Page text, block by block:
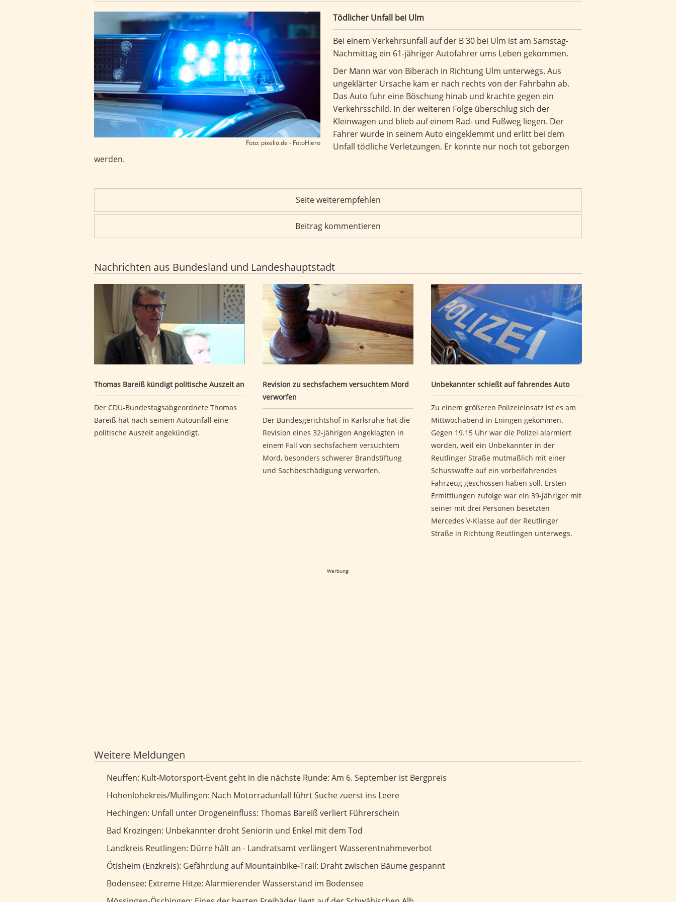
Tödlicher Unfall bei Ulm
Foto: pixelio.de - FotoHiero
Tödlicher Unfall bei Ulm
Bei einem Verkehrsunfall auf der B 30 bei Ulm ist am Samstag-
Nachmittag ein 61-jähriger Autofahrer ums Leben gekommen.
Der Mann war von Biberach in Richtung Ulm unterwegs. Aus
ungeklärter Ursache kam er nach rechts von der Fahrbahn ab.
Das Auto fuhr eine Böschung hinab und krachte gegen ein
Verkehrsschild. In der weiteren Folge überschlug sich der
Kleinwagen und blieb auf einem Rad- und Fußweg liegen. Der
Fahrer wurde in seinem Auto eingeklemmt und erlitt bei dem
Unfall tödliche Verletzungen. Er konnte nur noch tot geborgen
werden.
Seite weiterempfehlen
Beitrag kommentieren
Nachrichten aus Bundesland und Landeshauptstadt
Thomas Bareiß kündigt politische Auszeit an
Thomas Bareiß kündigt politische Auszeit an
Der CDU-Bundestagsabgeordnete Thomas
Bareiß hat nach seinem Autounfall eine
politische Auszeit angekündigt.
Revision zu sechsfachem versuchtem Mord verworfen
Revision zu sechsfachem versuchtem Mord
verworfen
Der Bundesgerichtshof in Karlsruhe hat die
Revision eines 32-jährigen Angeklagten in
einem Fall von sechsfachem versuchtem
Mord, besonders schwerer Brandstiftung
und Sachbeschädigung verworfen.
Unbekannter schießt auf fahrendes Auto
Unbekannter schießt auf fahrendes Auto
Zu einem größeren Polizeieinsatz ist es am
Mittwochabend in Eningen gekommen.
Gegen 19.15 Uhr war die Polizei alarmiert
worden, weil ein Unbekannter in der
Reutlinger Straße mutmaßlich mit einer
Schusswaffe auf ein vorbeifahrendes
Fahrzeug geschossen haben soll. Ersten
Ermittlungen zufolge war ein 39-Jähriger mit
seiner mit drei Personen besetzten
Mercedes V-Klasse auf der Reutlinger
Straße in Richtung Reutlingen unterwegs.
Werbung:
Weitere Meldungen
Kult-Motorsport-Event geht in die nächste Runde: Am 6. September ist Bergpreis
Neuffen: Kult-Motorsport-Event geht in die nächste Runde: Am 6. September ist Bergpreis
Nach Motorradunfall führt Suche zuerst ins Leere
Hohenlohekreis/Mulfingen: Nach Motorradunfall führt Suche zuerst ins Leere
Unfall unter Drogeneinfluss: Thomas Bareiß verliert Führerschein
Hechingen: Unfall unter Drogeneinfluss: Thomas Bareiß verliert Führerschein
Unbekannter droht Seniorin und Enkel mit dem Tod
Bad Krozingen: Unbekannter droht Seniorin und Enkel mit dem Tod
Dürre hält an - Landratsamt verlängert Wasserentnahmeverbot
Landkreis Reutlingen: Dürre hält an - Landratsamt verlängert Wasserentnahmeverbot
Gefährdung auf Mountainbike-Trail: Draht zwischen Bäume gespannt
Ötisheim (Enzkreis): Gefährdung auf Mountainbike-Trail: Draht zwischen Bäume gespannt
Extreme Hitze: Alarmierender Wasserstand im Bodensee
Bodensee: Extreme Hitze: Alarmierender Wasserstand im Bodensee